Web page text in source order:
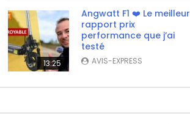
13:25
Angwatt F1 ❤️ Le meilleur
rapport prix
performance que j’ai
testé
AVIS-EXPRESS